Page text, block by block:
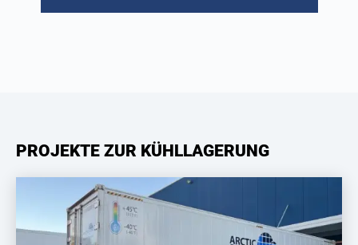
PROJEKTE ZUR KÜHLLAGERUNG